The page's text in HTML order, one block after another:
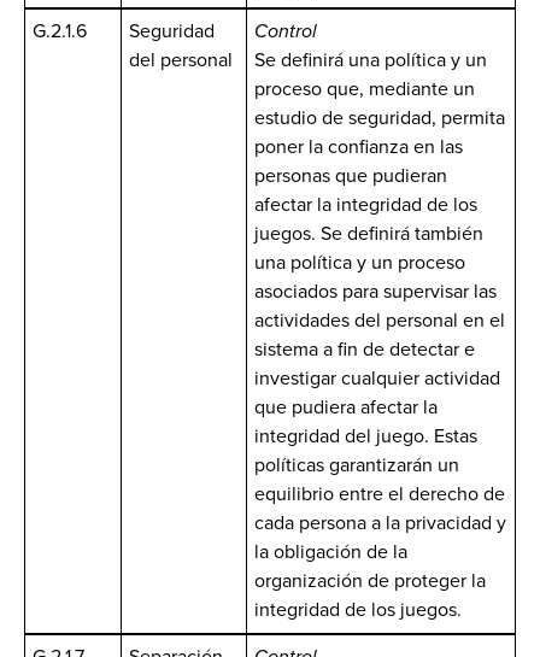
G.2.1.6
Seguridad
del personal
Control
Se definirá una política y un
proceso que, mediante un
estudio de seguridad, permita
poner la confianza en las
personas que pudieran
afectar la integridad de los
juegos. Se definirá también
una política y un proceso
asociados para supervisar las
actividades del personal en el
sistema a fin de detectar e
investigar cualquier actividad
que pudiera afectar la
integridad del juego. Estas
políticas garantizarán un
equilibrio entre el derecho de
cada persona a la privacidad y
la obligación de la
organización de proteger la
integridad de los juegos.